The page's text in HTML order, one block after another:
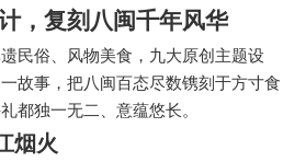
，复刻八闽千年风华
民俗、风物美食，九大原创主题设
故事，把八闽百态尽数镌刻于方寸食
都独一无二、意蕴悠长。
烟火